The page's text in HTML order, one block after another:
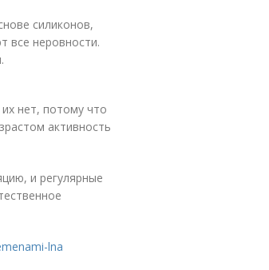
силиконов,
все неровности.
нет, потому что
активность
и регулярные
lna